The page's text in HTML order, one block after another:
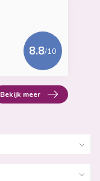
8.8/10
Bekijk meer